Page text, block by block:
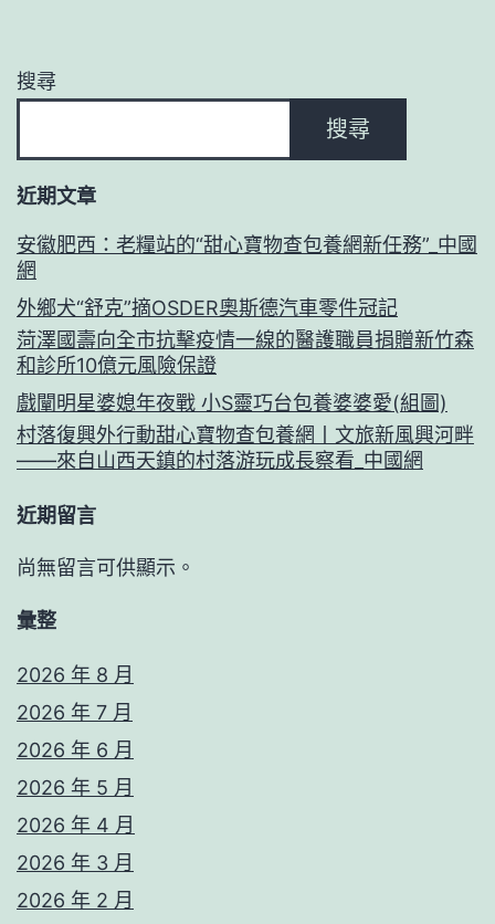
搜尋
搜尋
近期文章
安徽肥西：老糧站的“甜心寶物查包養網新任務”_中國
網
外鄉犬“舒克”摘OSDER奧斯德汽車零件冠記
菏澤國壽向全市抗擊疫情一線的醫護職員捐贈新竹森
和診所10億元風險保證
戲闡明星婆媳年夜戰 小S靈巧台包養婆婆愛(組圖)
村落復興外行動甜心寶物查包養網丨文旅新風興河畔
——來自山西天鎮的村落游玩成長察看_中國網
近期留言
尚無留言可供顯示。
彙整
2026 年 8 月
2026 年 7 月
2026 年 6 月
2026 年 5 月
2026 年 4 月
2026 年 3 月
2026 年 2 月